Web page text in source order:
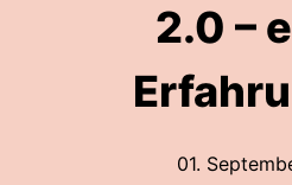
2.0 –
01.